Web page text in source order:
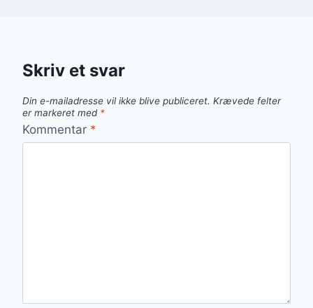
Skriv et svar
Din e-mailadresse vil ikke blive publiceret. Krævede felter
er markeret med *
Kommentar *